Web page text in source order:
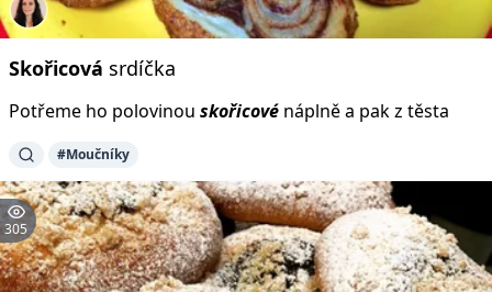
Skořicová srdíčka
Potřeme ho polovinou skořicové náplně a pak z těsta
#Moučníky
305